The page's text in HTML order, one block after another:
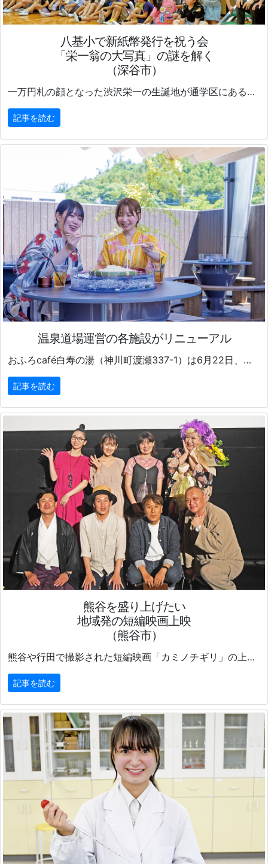
八基小で新紙幣発行を祝う会
「栄一翁の大写真」の謎を解く
（深谷市）
一万円札の顔となった渋沢栄一の生誕地が通学区にある深谷市立八基小学校(嘉藤央校長)で5日、
記事を読む
温泉道場運営の各施設がリニューアル
おふろcafé白寿の湯（神川町渡瀬337-1）は6月22日、エンターテインメント性の高い食体験と温泉を融合させた温浴施設へとリニューアルオープンした。
記事を読む
熊谷を盛り上げたい
地域発の短編映画上映
（熊谷市）
熊谷や行田で撮影された短編映画「カミノチギリ」の上映会が6月9日、16日、熊谷市のシネティアラ21で行われた。
記事を読む